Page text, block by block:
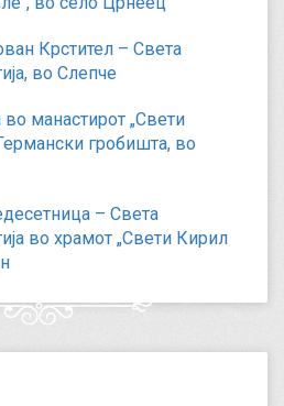
Крстител – Света
во Слепче
манастирот „Свети
гробишта, во
– Света
во храмот „Свети Кирил